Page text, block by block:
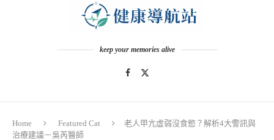
keep your memories alive
Home Featured Cat
老人甲亢虛弱沒食慾？解析4大警訊與
治療建議－吳芮醫師